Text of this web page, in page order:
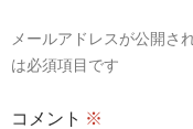
ョ
メールアドレスが公開さ
は必須項目です
コメント ※